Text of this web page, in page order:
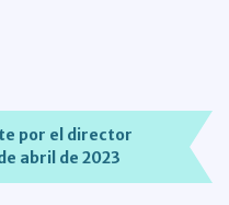
por el director
abril de 2023